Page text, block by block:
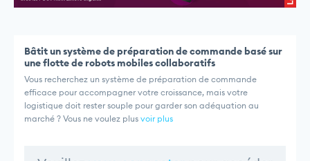
Bâtit un système de préparation de commande basé sur
une flotte de robots mobiles collaboratifs
Vous recherchez un système de préparation de commande
efficace pour accompagner votre croissance, mais votre
logistique doit rester souple pour garder son adéquation au
marché ? Vous ne voulez plus voir plus